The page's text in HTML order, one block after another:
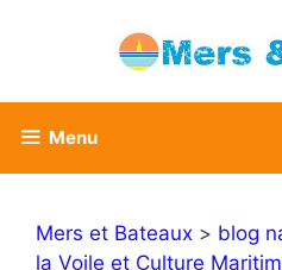
Menu
Mers et Bateaux > blog
la Voile et Culture